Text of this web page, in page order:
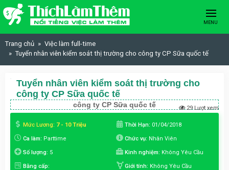
Skip to content
MENU
Trang chủ
Việc làm full-time
Tuyển nhân viên kiểm soát thị trường cho công ty CP Sữa quốc tế
Tuyển nhân viên kiểm soát thị trường cho
công ty CP Sữa quốc tế
công ty CP Sữa quốc tế 29 Lượt xem
Mức Lương: 7 - 10 Triệu Thời Hạn: 01/04/2018
Ca làm: Parttime Chức vụ: Nhân Viên
Số lượng: 5 Kinh nghiệm: Không Yêu Cầu
Bằng cấp: Giới tính: Không Yêu Cầu